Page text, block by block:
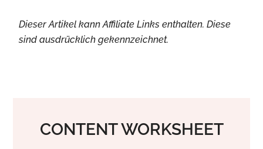
Dieser Artikel kann Affiliate Links enthalten. Diese
sind ausdrücklich gekennzeichnet.
CONTENT WORKSHEET